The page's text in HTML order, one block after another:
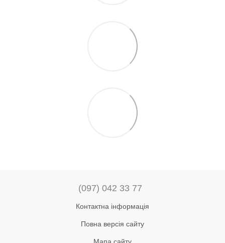
(097) 042 33 77
Контактна інформація
Повна версія сайту